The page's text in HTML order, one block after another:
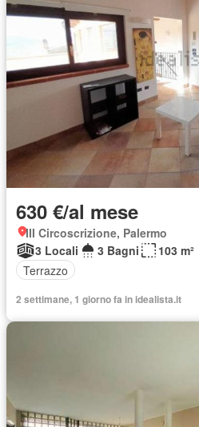
630 €/al mese
III Circoscrizione, Palermo
3 Locali
3 Bagni
103 m²
Terrazzo
2 settimane, 1 giorno fa in idealista.it